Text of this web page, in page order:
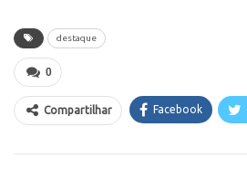
destaque
0
Compartilhar Facebook